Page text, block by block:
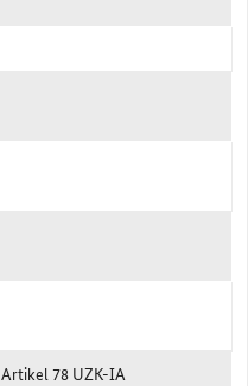
Artikel 78 UZK-IA